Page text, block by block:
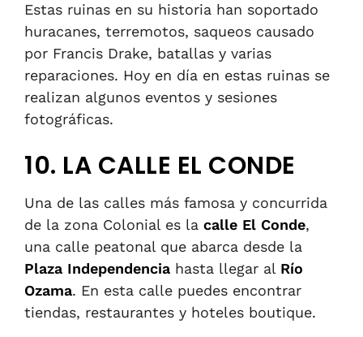
Estas ruinas en su historia han soportado
huracanes, terremotos, saqueos causado
por Francis Drake, batallas y varias
reparaciones. Hoy en día en estas ruinas se
realizan algunos eventos y sesiones
fotográficas.
10. LA CALLE EL CONDE
Una de las calles más famosa y concurrida
de la zona Colonial es la calle El Conde,
una calle peatonal que abarca desde la
Plaza Independencia hasta llegar al Río
Ozama. En esta calle puedes encontrar
tiendas, restaurantes y hoteles boutique.